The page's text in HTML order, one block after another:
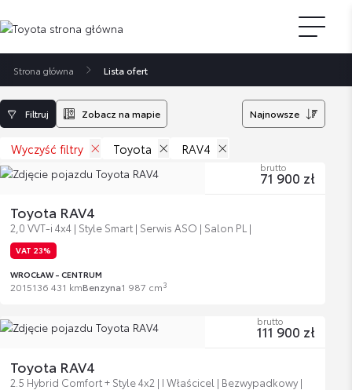
Strona główna Lista ofert
Filtruj Zobacz na mapie Najnowsze
Wyczyść filtry Toyota RAV4
Toyota RAV4
2,0 VVT-i 4x4 | Style Smart | Serwis ASO | Salon PL |
VAT 23%
WROCŁAW - CENTRUM
2015136 431 kmBenzyna1 987 cm3
brutto
71 900 zł
Toyota RAV4
2.5 Hybrid Comfort + Style 4x2 | I Właścicel | Bezwypadkowy |
brutto
111 900 zł